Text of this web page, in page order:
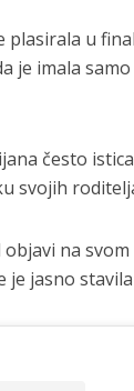
plasirala u
je imala
često
svojih
objavi na
je jasno